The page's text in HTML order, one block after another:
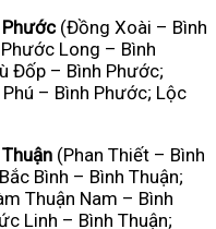
(Đồng Xoài – Bình
Long – Bình
Đốp – Bình Phước;
– Bình Phước; Lộc
(Phan Thiết – Bình
Bình – Bình Thuận;
Thuận Nam – Bình
Linh – Bình Thuận;